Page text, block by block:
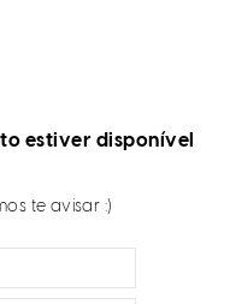
estiver disponível
te avisar :)